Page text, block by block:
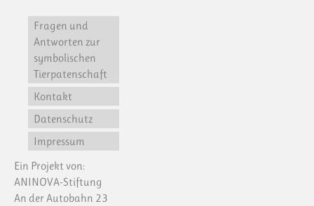
Fragen und
Antworten zur
symbolischen
Tierpatenschaft
Kontakt
Datenschutz
Impressum
Ein Projekt von:
ANINOVA-Stiftung
An der Autobahn 23